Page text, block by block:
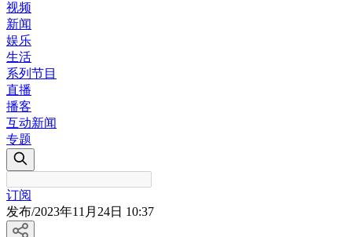
视频
新闻
娱乐
生活
系列节目
直播
播客
互动新闻
专题
订阅
发布/2023年11月24日 10:37